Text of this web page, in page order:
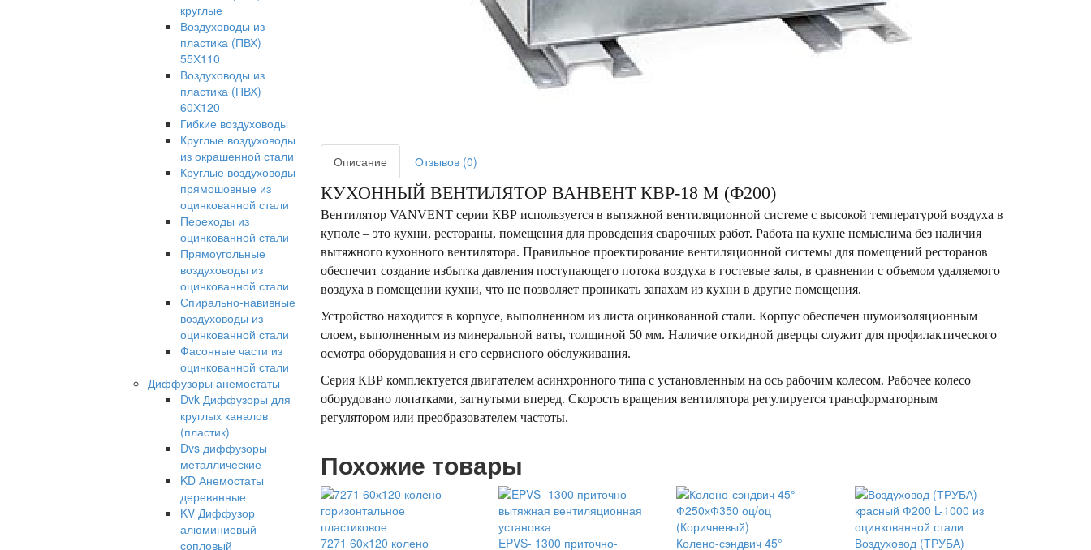
круглые
Воздуховоды из
пластика (ПВХ)
55Х110
Воздуховоды из
пластика (ПВХ)
60Х120
Гибкие воздуховоды
Круглые воздуховоды
из окрашенной стали
Круглые воздуховоды
прямошовные из
оцинкованной стали
Переходы из
оцинкованной стали
Прямоугольные
воздуховоды из
оцинкованной стали
Спирально-навивные
воздуховоды из
оцинкованной стали
Фасонные части из
оцинкованной стали
Диффузоры анемостаты
Dvk Диффузоры для
круглых каналов
(пластик)
Dvs диффузоры
металлические
KD Анемостаты
деревянные
KV Диффузор
алюминиевый
сопловый
Описание Отзывов (0)
КУХОННЫЙ ВЕНТИЛЯТОР ВАНВЕНТ КВР-18 М (Ф200)
Вентилятор VANVENT серии КВР используется в вытяжной вентиляционной системе с высокой температурой воздуха в
куполе – это кухни, рестораны, помещения для проведения сварочных работ. Работа на кухне немыслима без наличия
вытяжного кухонного вентилятора. Правильное проектирование вентиляционной системы для помещений ресторанов
обеспечит создание избытка давления поступающего потока воздуха в гостевые залы, в сравнении с объемом удаляемого
воздуха в помещении кухни, что не позволяет проникать запахам из кухни в другие помещения.
Устройство находится в корпусе, выполненном из листа оцинкованной стали. Корпус обеспечен шумоизоляционным
слоем, выполненным из минеральной ваты, толщиной 50 мм. Наличие откидной дверцы служит для профилактического
осмотра оборудования и его сервисного обслуживания.
Серия КВР комплектуется двигателем асинхронного типа с установленным на ось рабочим колесом. Рабочее колесо
оборудовано лопатками, загнутыми вперед. Скорость вращения вентилятора регулируется трансформаторным
регулятором или преобразователем частоты.
Похожие товары
7271 60х120 колено
EPVS- 1300 приточно-
Колено-сэндвич 45°
Воздуховод (ТРУБА)